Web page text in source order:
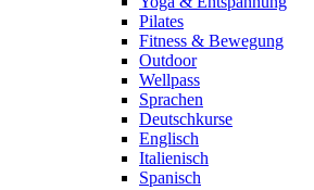
Pilates
Fitness & Bewegung
Outdoor
Wellpass
Sprachen
Deutschkurse
Englisch
Italienisch
Spanisch